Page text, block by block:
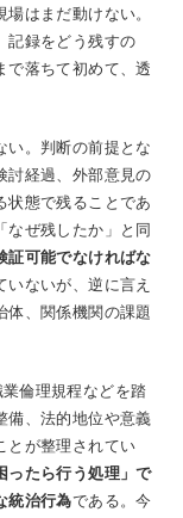
はまだ動けない。
記録をどう残すの
で落ちて初めて、透
い。判断の前提とな
討経過、外部意見の
状態で残ることであ
なぜ残したか」と同
証可能でなければな
ないが、逆に言え
体、関係機関の課題
倫理規程などを踏
備、法的地位や意義
とが整理されてい
ったら行う処理」で
統治行為である。今